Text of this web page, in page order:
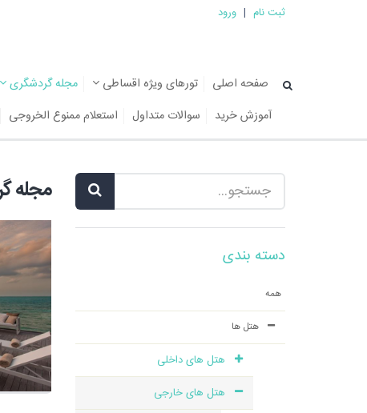
ثبت نام | ورود
صفحه اصلی تورهای ویژه اقساطی مجله گردشگری
آموزش خرید
سوالات متداول استعلام ممنوع الخروجی
دسته بندی
همه
هتل ها
هتل های داخلی
هتل های خارجی
مجله